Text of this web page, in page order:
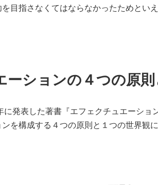
目指さなくてはならなかったためといえ
ーションの４つの原
に発表した著書『エフェクチュエーショ
を構成する４つの原則と１つの世界観